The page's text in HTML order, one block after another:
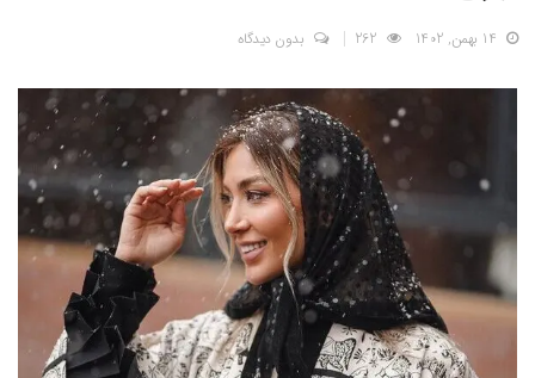
14 بهمن, 1402 بدون دیدگاه